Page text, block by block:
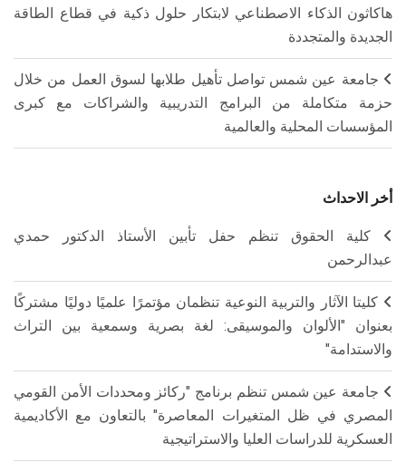
هاكاثون الذكاء الاصطناعي لابتكار حلول ذكية في قطاع الطاقة
الجديدة والمتجددة
جامعة عين شمس تواصل تأهيل طلابها لسوق العمل من خلال
حزمة متكاملة من البرامج التدريبية والشراكات مع كبرى
المؤسسات المحلية والعالمية
أخر الاحداث
كلية الحقوق تنظم حفل تأبين الأستاذ الدكتور حمدي
عبدالرحمن
كليتا الآثار والتربية النوعية تنظمان مؤتمرًا علميًا دوليًا مشتركًا
بعنوان "الألوان والموسيقى: لغة بصرية وسمعية بين التراث
والاستدامة"
جامعة عين شمس تنظم برنامج "ركائز ومحددات الأمن القومي
المصري في ظل المتغيرات المعاصرة" بالتعاون مع الأكاديمية
العسكرية للدراسات العليا والاستراتيجية